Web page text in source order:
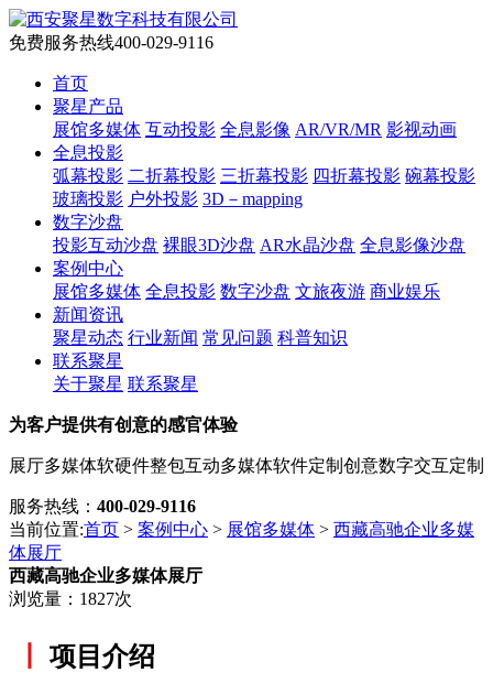
免费服务热线400-029-9116
首页
聚星产品
展馆多媒体 互动投影 全息影像 AR/VR/MR 影视动画
全息投影
弧幕投影 二折幕投影 三折幕投影 四折幕投影 碗幕投影
玻璃投影 户外投影 3D－mapping
数字沙盘
投影互动沙盘 裸眼3D沙盘 AR水晶沙盘 全息影像沙盘
案例中心
展馆多媒体 全息投影 数字沙盘 文旅夜游 商业娱乐
新闻资讯
聚星动态 行业新闻 常见问题 科普知识
联系聚星
关于聚星 联系聚星
为客户提供有创意的感官体验
展厅多媒体软硬件整包互动多媒体软件定制 创意数字交互定制
服务热线： 400-029-9116
当前位置:首页 > 案例中心 > 展馆多媒体 > 西藏高驰企业多媒
体展厅
西藏高驰企业多媒体展厅
浏览量：1827次
项目介绍